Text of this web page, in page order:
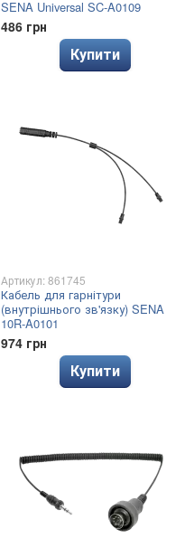
SENA Universal SC-A0109
486 грн
Купити
Артикул: 861745
Кабель для гарнітури
(внутрішнього зв'язку) SENA
10R-A0101
974 грн
Купити